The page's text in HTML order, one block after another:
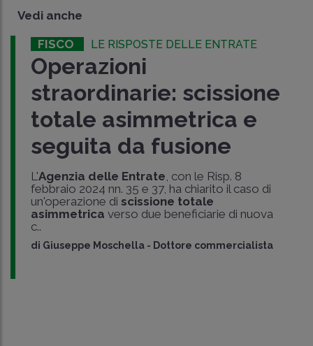
Vedi anche
FISCO LE RISPOSTE DELLE ENTRATE
Operazioni
straordinarie: scissione
totale asimmetrica e
seguita da fusione
L'Agenzia delle Entrate , con le Risp. 8
febbraio 2024 nn. 35 e 37, ha chiarito il caso di
un'operazione di scissione totale
asimmetrica verso due beneficiarie di nuova
c..
di Giuseppe Moschella - Dottore commercialista